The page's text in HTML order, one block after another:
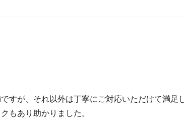
すが、それ以外は丁寧にご対応いただけて満足
もあり助かりました。